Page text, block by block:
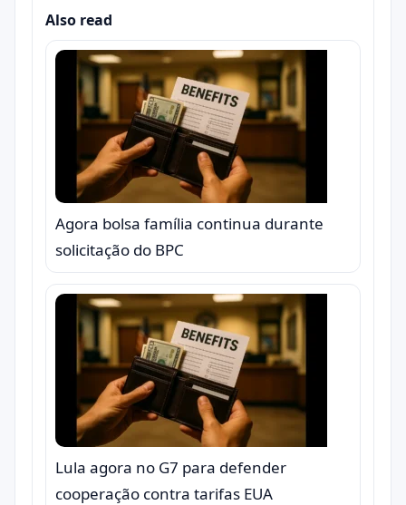
Also read
Agora bolsa família continua durante
solicitação do BPC
Lula agora no G7 para defender
cooperação contra tarifas EUA